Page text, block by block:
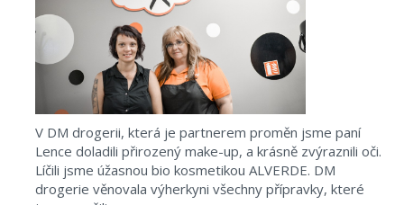
V DM drogerii, která je partnerem proměn jsme paní
Lence doladili přirozený make-up, a krásně zvýraznili oči.
Líčili jsme úžasnou bio kosmetikou ALVERDE. DM
drogerie věnovala výherkyni všechny přípravky, které